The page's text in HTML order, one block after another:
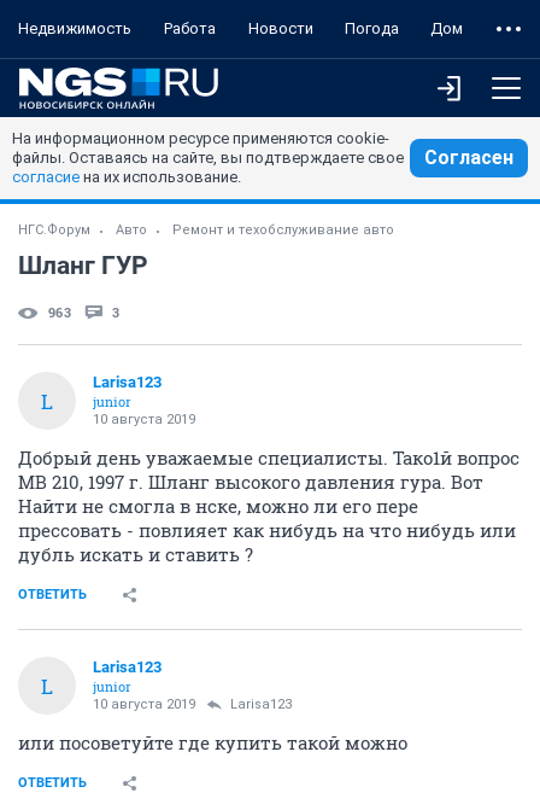
Недвижимость Работа Новости Погода Дом
На информационном ресурсе применяются cookie-
файлы. Оставаясь на сайте, вы подтверждаете свое
согласие на их использование.
Согласен
НГС.Форум Авто Ремонт и техобслуживание авто
Шланг ГУР
963 3
L
Larisa123
junior
10 августа 2019
Добрый день уважаемые специалисты. Тако1й вопрос
МВ 210, 1997 г. Шланг высокого давления гура. Вот
Найти не смогла в нске, можно ли его пере
прессовать - повлияет как нибудь на что нибудь или
дубль искать и ставить ?
ОТВЕТИТЬ
L
Larisa123
junior
10 августа 2019 Larisa123
или посоветуйте где купить такой можно
ОТВЕТИТЬ